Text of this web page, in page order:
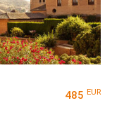
485 EUR